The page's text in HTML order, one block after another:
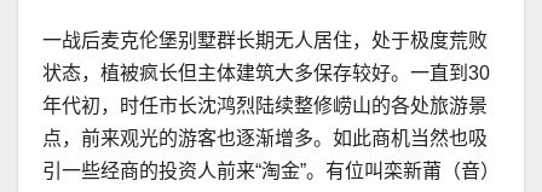
一战后麦克伦堡别墅群长期无人居住，处于极度荒败
状态，植被疯长但主体建筑大多保存较好。一直到30
年代初，时任市长沈鸿烈陆续整修崂山的各处旅游景
点，前来观光的游客也逐渐增多。如此商机当然也吸
引一些经商的投资人前来“淘金”。有位叫栾新莆（音）